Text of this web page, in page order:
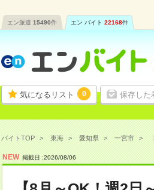
エン派遣 15490件 エン バイト 22168件
気になるリスト 0 保存した
バイトTOP 東海 愛知県 一宮市
NEW 掲載日 :2026/08/06